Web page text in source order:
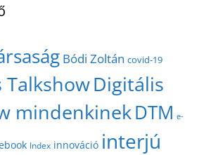
Bódi Zoltán covid-19
TalkshowDigitális
mindenkinekDTM e-
Index innováció interjú